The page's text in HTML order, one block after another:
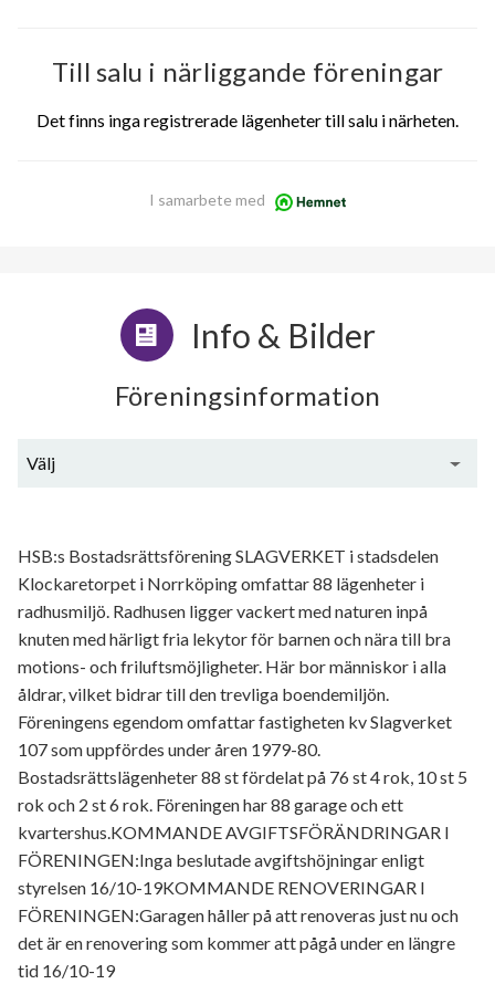
Till salu i närliggande föreningar
Det finns inga registrerade lägenheter till salu i närheten.
I samarbete med
Info & Bilder
Föreningsinformation
Välj
HSB:s Bostadsrättsförening SLAGVERKET i stadsdelen
Klockaretorpet i Norrköping omfattar 88 lägenheter i
radhusmiljö. Radhusen ligger vackert med naturen inpå
knuten med härligt fria lekytor för barnen och nära till bra
motions- och friluftsmöjligheter. Här bor människor i alla
åldrar, vilket bidrar till den trevliga boendemiljön.
Föreningens egendom omfattar fastigheten kv Slagverket
107 som uppfördes under åren 1979-80.
Bostadsrättslägenheter 88 st fördelat på 76 st 4 rok, 10 st 5
rok och 2 st 6 rok. Föreningen har 88 garage och ett
kvartershus.KOMMANDE AVGIFTSFÖRÄNDRINGAR I
FÖRENINGEN:Inga beslutade avgiftshöjningar enligt
styrelsen 16/10-19KOMMANDE RENOVERINGAR I
FÖRENINGEN:Garagen håller på att renoveras just nu och
det är en renovering som kommer att pågå under en längre
tid 16/10-19